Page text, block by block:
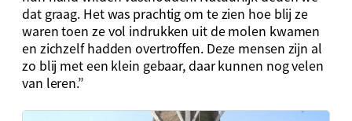
dat graag. Het was prachtig om te zien hoe blij ze
waren toen ze vol indrukken uit de molen kwamen
en zichzelf hadden overtroffen. Deze mensen zijn al
zo blij met een klein gebaar, daar kunnen nog velen
van leren.”